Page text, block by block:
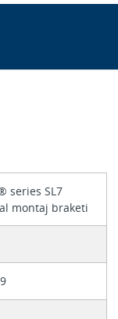
series SL7
montaj braketi